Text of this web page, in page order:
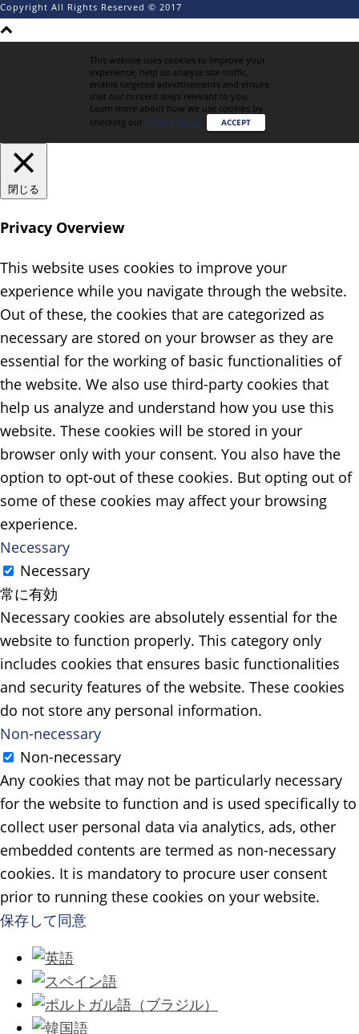
Copyright All Rights Reserved © 2017
This website uses cookies to improve your
experience, help us analyze site traffic,
enable targeted advertisements and ensure
that our content stays relevant to you.
Learn more about how we use cookies by
checking our Privacy Policy. ACCEPT
閉じる
Privacy Overview
This website uses cookies to improve your
experience while you navigate through the website.
Out of these, the cookies that are categorized as
necessary are stored on your browser as they are
essential for the working of basic functionalities of
the website. We also use third-party cookies that
help us analyze and understand how you use this
website. These cookies will be stored in your
browser only with your consent. You also have the
option to opt-out of these cookies. But opting out of
some of these cookies may affect your browsing
experience.
Necessary
Necessary
常に有効
Necessary cookies are absolutely essential for the
website to function properly. This category only
includes cookies that ensures basic functionalities
and security features of the website. These cookies
do not store any personal information.
Non-necessary
Non-necessary
Any cookies that may not be particularly necessary
for the website to function and is used specifically to
collect user personal data via analytics, ads, other
embedded contents are termed as non-necessary
cookies. It is mandatory to procure user consent
prior to running these cookies on your website.
保存して同意